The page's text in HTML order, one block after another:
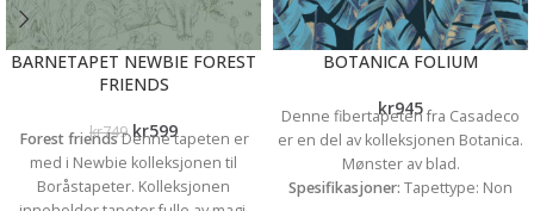
BARNETAPET NEWBIE FOREST
FRIENDS
kr749 kr599
Forest friendsDenne tapeten er
med i Newbie kolleksjonen til
Boråstapeter. Kolleksjonen
BOTANICA FOLIUM
kr945
Denne fibertapeten fra Casadeco
er en del av kolleksjonen Botanica.
Mønster av blad.
Spesifikasjoner: Tapettype: Non